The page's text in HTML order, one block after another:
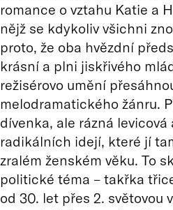
romance o vztahu Katie a
nějž se kdykoliv všichni
proto, že oba hvězdní
krásní a plni jiskřivého
režisérovo umění
melodramatického žánru.
dívenka, ale rázná
radikálních idejí, které jí
zralém ženském věku. To
politické téma – takřka
od 30. let přes 2. světovou